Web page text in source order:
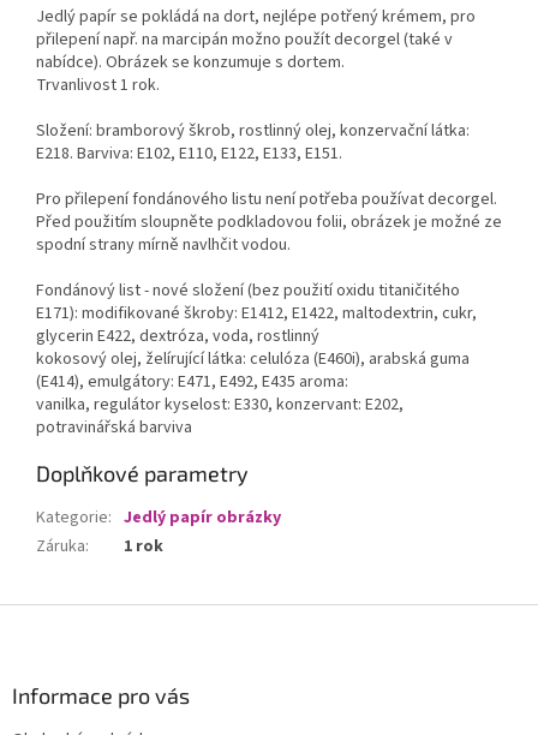
Jedlý papír se pokládá na dort, nejlépe potřený krémem, pro
přilepení např. na marcipán možno použít decorgel (také v
nabídce). Obrázek se konzumuje s dortem.
Trvanlivost 1 rok.
Složení: bramborový škrob, rostlinný olej, konzervační látka:
E218. Barviva: E102, E110, E122, E133, E151.
Pro přilepení fondánového listu není potřeba používat decorgel.
Před použitím sloupněte podkladovou folii, obrázek je možné ze
spodní strany mírně navlhčit vodou.
Fondánový list - nové složení (bez použití oxidu titaničitého
E171): modifikované škroby: E1412, E1422, maltodextrin, cukr,
glycerin E422, dextróza, voda, rostlinný
kokosový olej, želírující látka: celulóza (E460i), arabská guma
(E414), emulgátory: E471, E492, E435 aroma:
vanilka, regulátor kyselost: E330, konzervant: E202,
potravinářská barviva
Doplňkové parametry
Kategorie: Jedlý papír obrázky
Záruka: 1 rok
Informace pro vás